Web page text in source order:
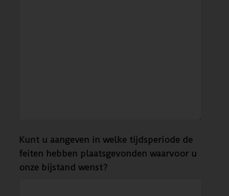
Kunt u aangeven in welke tijdsperiode de
feiten hebben plaatsgevonden waarvoor u
onze bijstand wenst?